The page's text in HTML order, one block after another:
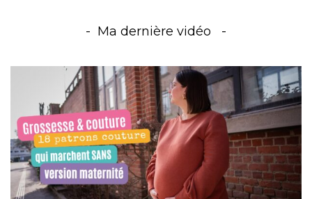
Ma dernière vidéo